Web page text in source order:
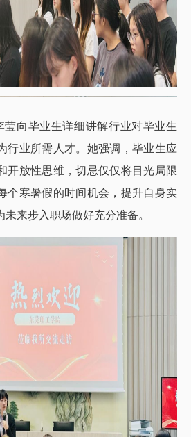
莹向毕业生详细讲解行业对毕业生
行业所需人才。她强调，毕业生应
开放性思维，切忌仅仅将目光局限
个寒暑假的时间机会，提升自身实
来步入职场做好充分准备。